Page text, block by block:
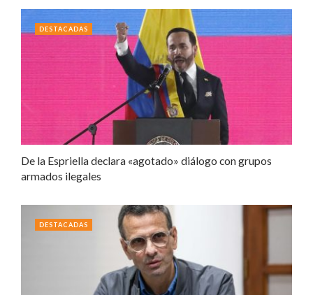
De la Espriella declara «agotado» diálogo con grupos
armados ilegales
DESTACADAS
DESTACADAS